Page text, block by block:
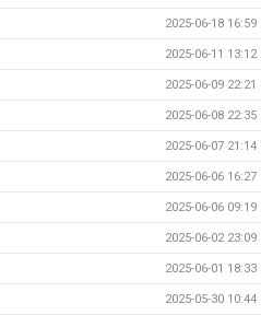
2025-06-18 16:59
2025-06-11 13:12
2025-06-09 22:21
2025-06-08 22:35
2025-06-07 21:14
2025-06-06 16:27
2025-06-06 09:19
2025-06-02 23:09
2025-06-01 18:33
2025-05-30 10:44